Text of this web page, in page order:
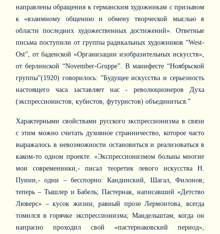
направлены обращения к германским художникам с призывом
к «взаимному общению и обмену творческой мыслью в
области последних художественных достижений». Ответные
письма поступили от группы радикальных художников “West-
Ost”, от баденской «Организации изобразительных искусств»,
от берлинской “November-Gruppe”. В манифесте “Ноябрьской
группы”(1920) говорилось: ”Будущее искусства и серьезность
настоящего часа заставляет нас - революционеров Духа
(экспрессионистов, кубистов, футуристов) объединиться.”
Характерными свойствами русского экспрессионизма в связи
с этим можно считать духовное странничество, которое часто
выражалось в невозможности остановиться и реализоваться в
каком-то одном проекте. «Экспрессионизмом больны многие
мои современники,- писал теоретик левого искусства Н.
Пунин,- одни – бесспорно: Кандинский, Шагал, Филонов;
теперь – Тышлер и Бабель; Пастернак, написавший «Детство
Люверс» – кусок жизни, равный прозе Лермонтова, всегда
томился в горячке экспрессионизма; Мандельштам, когда он
напрасно проходил свой «пастернаковский период»,